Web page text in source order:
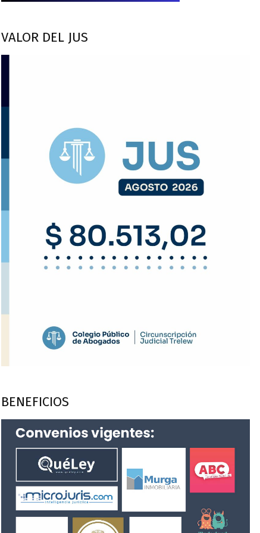
VALOR DEL JUS
BENEFICIOS